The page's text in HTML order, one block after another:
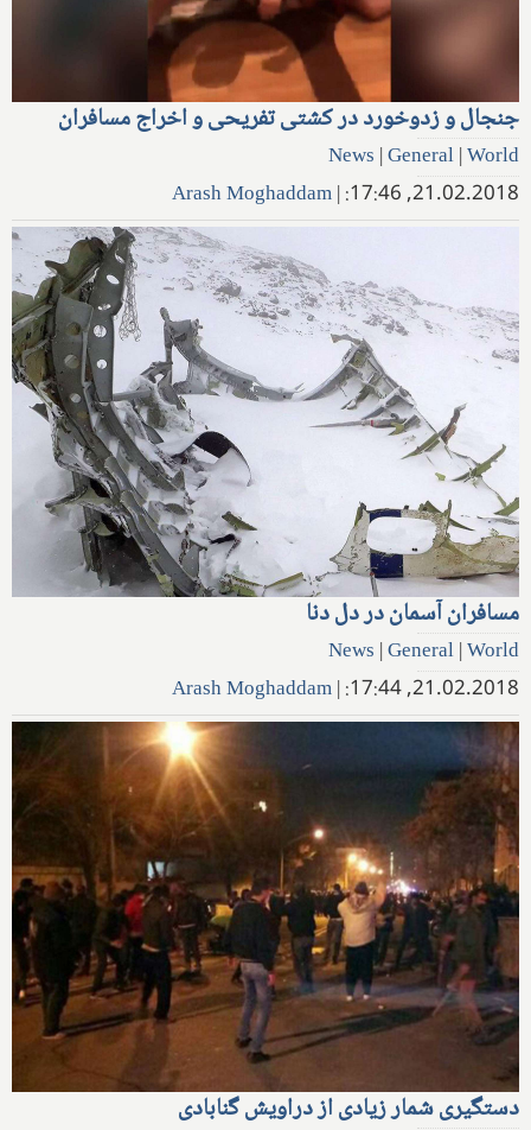
جنجال و زدوخورد در کشتی تفریحی و اخراج مسافران
News |General|World
21.02.2018, 17:46:
|
Arash Moghaddam
مسافران آسمان در دل دنا
News |General|World
21.02.2018, 17:44:
|
Arash Moghaddam
دستگیری شمار زیادی از دراویش گنابادی